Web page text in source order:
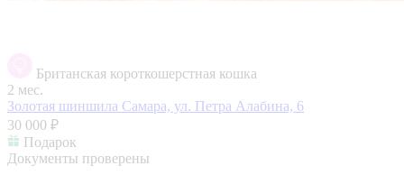
Британская короткошерстная кошка
2 мес.
Золотая шиншила Самара, ул. Петра Алабина, 6
30 000 ₽
Подарок
Документы проверены